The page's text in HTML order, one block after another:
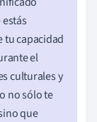
capacidad
el
culturales y
no sólo te
que